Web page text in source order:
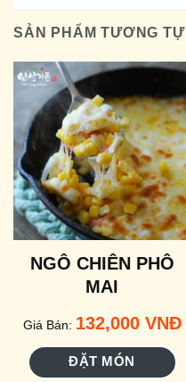
SẢN PHẨM TƯƠNG TỰ
NGÔ CHIÊN PHÔ
MAI
Giá Bán: 132,000 VNĐ
ĐẶT MÓN